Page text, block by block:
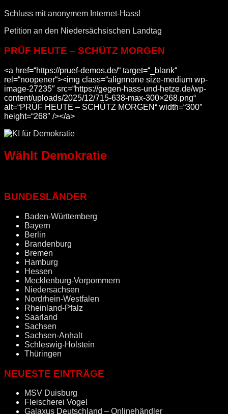
Schluss mit anonymem Internet-Hass!
Petition an den Niedersächsischen Landtag
PRÜF HEUTE – SCHÜTZ MORGEN
<a href=“https://pruef-demos.de/“ target=“_blank“
rel=“noopener“><img class=“alignnone size-medium wp-
image-27235″ src=“https://gegen-hass-und-hetze.de/wp-
content/uploads/2025/12/715-638-max-300×268.png“
alt=“PRÜF HEUTE – SCHÜTZ MORGEN“ width=“300″
height=“268″ /></a>
Wählt Demokratie
BUNDESLÄNDER
Baden-Württemberg
Bayern
Berlin
Brandenburg
Bremen
Hamburg
Hessen
Mecklenburg-Vorpommern
Niedersachsen
Nordrhein-Westfalen
Rheinland-Pfalz
Saarland
Sachsen
Sachsen-Anhalt
Schleswig-Holstein
Thüringen
NEUESTE EINTRÄGE
MSV Duisburg
Fleischerei Vogel
Galaxus Deutschland – Onlinehändler